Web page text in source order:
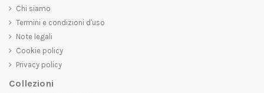
Chi siamo
Termini e condizioni d'uso
Note legali
Cookie policy
Privacy policy
Collezioni